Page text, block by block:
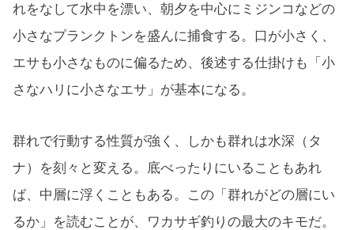
れをなして水中を漂い、朝夕を中心にミジンコなどの
小さなプランクトンを盛んに捕食する。口が小さく、
エサも小さなものに偏るため、後述する仕掛けも「小
さなハリに小さなエサ」が基本になる。
群れで行動する性質が強く、しかも群れは水深（タ
ナ）を刻々と変える。底べったりにいることもあれ
ば、中層に浮くこともある。この「群れがどの層にい
るか」を読むことが、ワカサギ釣りの最大のキモだ。